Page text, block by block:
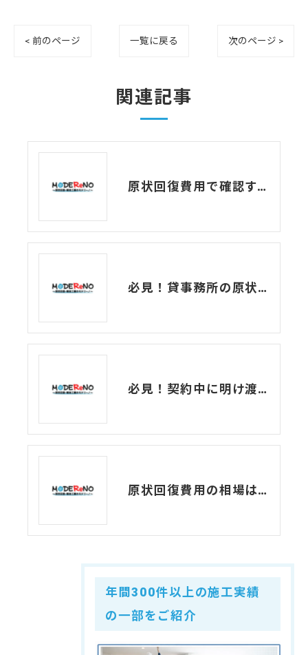
< 前のページ 一覧に戻る 次のページ >
関連記事
原状回復費用で確認すべき注意点とトラブル事例
必見！貸事務所の原状回復について解説します！
必見！契約中に明け渡す？貸事務所の原状回復！
原状回復費用の相場は？確認すべき注意点とトラブル事例
年間300件以上の施工実績
の一部をご紹介